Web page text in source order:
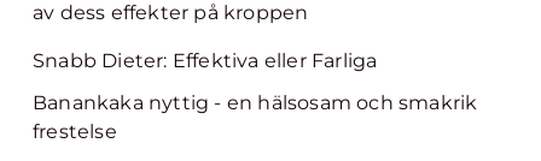
av dess effekter på kroppen
Snabb Dieter: Effektiva eller Farliga
Banankaka nyttig - en hälsosam och smakrik
frestelse